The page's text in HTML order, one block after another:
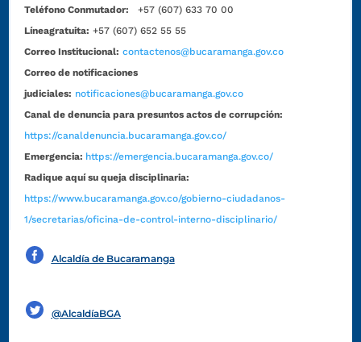
Teléfono Conmutador:
+57 (607) 633 70 00
Líneagratuita: +57 (607) 652 55 55
Correo Institucional: contactenos@bucaramanga.gov.co
Correo de notificaciones
judiciales: notificaciones@bucaramanga.gov.co
Canal de denuncia para presuntos actos de corrupción:
https://canaldenuncia.bucaramanga.gov.co/
Emergencia: https://emergencia.bucaramanga.gov.co/
Radique aquí su queja disciplinaria:
https://www.bucaramanga.gov.co/gobierno-ciudadanos-
1/secretarias/oficina-de-control-interno-disciplinario/
Alcaldía de Bucaramanga
@AlcaldíaBGA